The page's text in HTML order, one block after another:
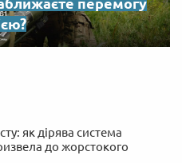
перемогу
як дірява система
до жорстокого